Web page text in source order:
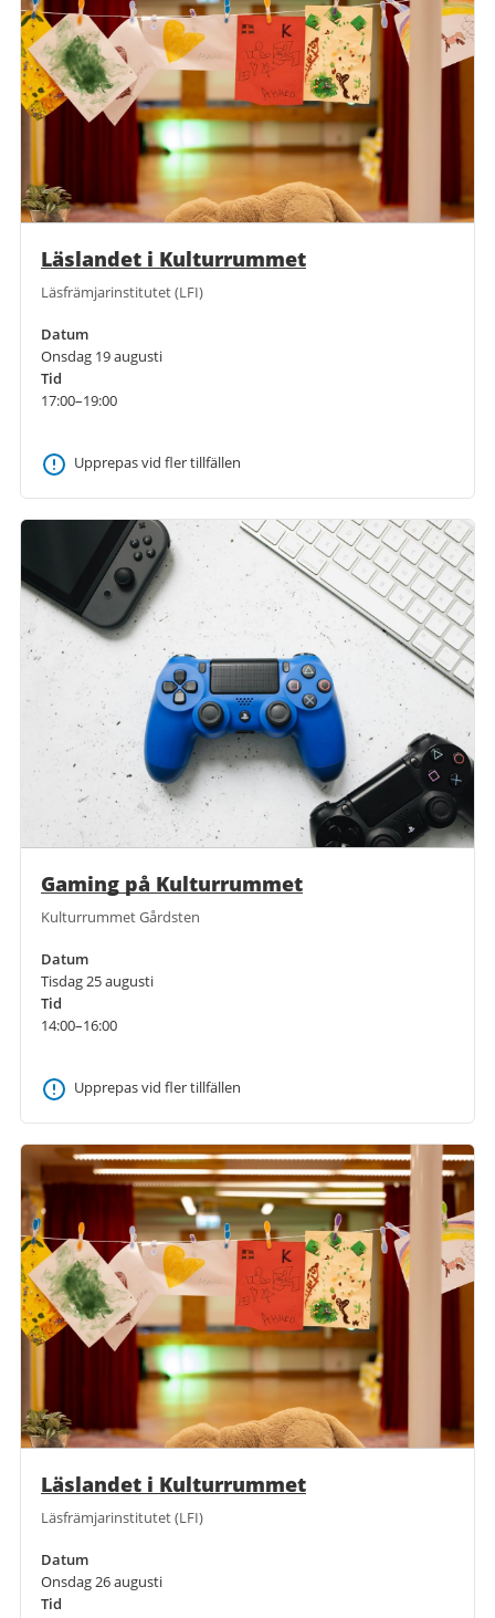
Läslandet i Kulturrummet
Läsfrämjarinstitutet (LFI)
Datum
Onsdag 19 augusti
Tid
17:00–19:00
Upprepas vid fler tillfällen
Gaming på Kulturrummet
Kulturrummet Gårdsten
Datum
Tisdag 25 augusti
Tid
14:00–16:00
Upprepas vid fler tillfällen
Läslandet i Kulturrummet
Läsfrämjarinstitutet (LFI)
Datum
Onsdag 26 augusti
Tid